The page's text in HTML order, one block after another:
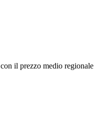
con il prezzo medio regionale